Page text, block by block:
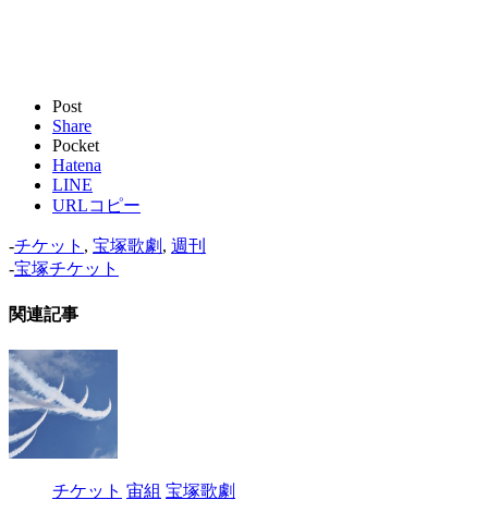
Post
Share
Pocket
Hatena
LINE
URLコピー
-チケット , 宝塚歌劇 , 週刊
-宝塚チケット
関連記事
チケット 宙組 宝塚歌劇